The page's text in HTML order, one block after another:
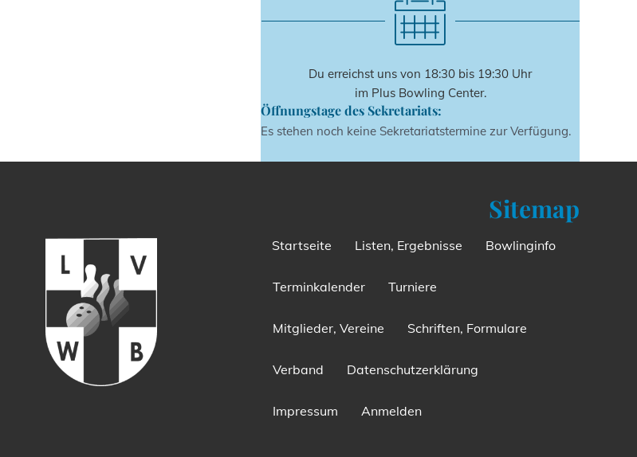
Du erreichst uns von 18:30 bis 19:30 Uhr
im Plus Bowling Center.
Öffnungstage des Sekretariats:
Es stehen noch keine Sekretariatstermine zur Verfügung.
Sitemap
Startseite Listen, Ergebnisse Bowlinginfo
Terminkalender Turniere
Mitglieder, Vereine Schriften, Formulare
Verband Datenschutzerklärung
Impressum Anmelden